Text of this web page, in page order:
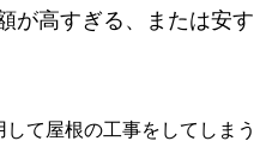
て屋根の工事をしてしまう